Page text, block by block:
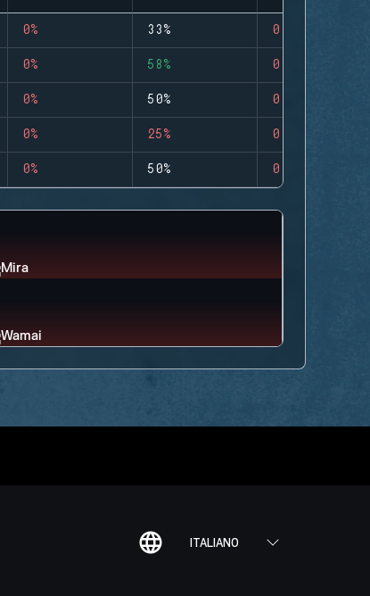
0% 33% 0
0% 58% 0
0% 50% 0
0% 25% 0
0% 50% 0
ITALIANO